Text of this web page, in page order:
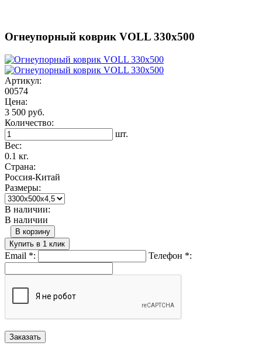
Огнеупорный коврик VOLL 330х500
Артикул:
00574
Цена:
3 500 руб.
Количество:
шт.
Вес:
0.1 кг.
Страна:
Россия-Китай
Размеры:
В наличии:
В наличии
В корзину
Купить в 1 клик
Email *: Телефон *: